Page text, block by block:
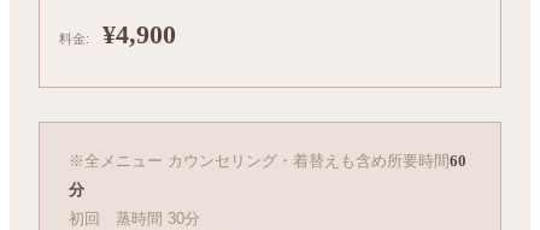
¥4,900
※全メニュー カウンセリング・着替えも含め所要時間60
分
初回 蒸時間 30分